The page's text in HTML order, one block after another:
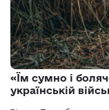
«Їм сумно і
українській